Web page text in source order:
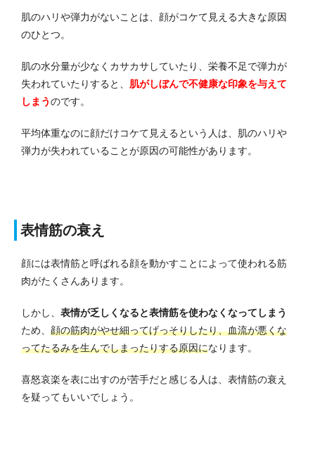
肌のハリや弾力がないことは、顔がコケて見える大きな原因
のひとつ。
肌の水分量が少なくカサカサしていたり、栄養不足で弾力が
失われていたりすると、 肌がしぼんで不健康な印象を与えて
しまうのです。
平均体重なのに顔だけコケて見えるという人は、肌のハリや
弾力が失われていることが原因の可能性があります。
表情筋の衰え
顔には表情筋と呼ばれる顔を動かすことによって使われる筋
肉がたくさんあります。
しかし、 表情が乏しくなると表情筋を使わなくなってしまう
ため、 顔の筋肉がやせ細ってげっそりしたり、血流が悪くな
ってたるみを生んでしまったりする原因になります。
喜怒哀楽を表に出すのが苦手だと感じる人は、表情筋の衰え
を疑ってもいいでしょう。